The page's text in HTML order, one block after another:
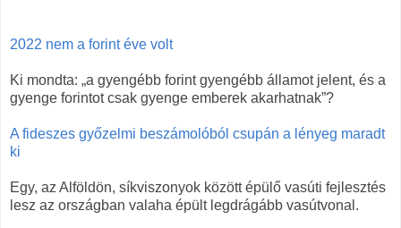
2022 nem a forint éve volt
Ki mondta: „a gyengébb forint gyengébb államot jelent, és a
gyenge forintot csak gyenge emberek akarhatnak”?
A fideszes győzelmi beszámolóból csupán a lényeg maradt
ki
Egy, az Alföldön, síkviszonyok között épülő vasúti fejlesztés
lesz az országban valaha épült legdrágább vasútvonal.